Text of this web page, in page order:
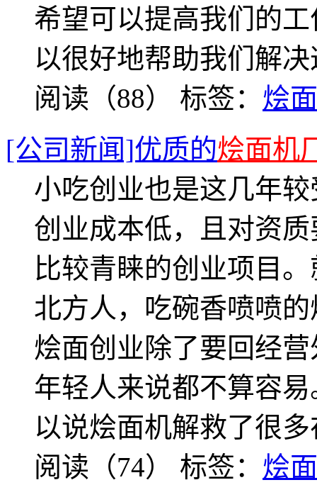
希望可以提高我们的
以很好地帮助我们解
阅读（88） 标签： 烩
[公司新闻]优质的烩面机
小吃创业也是这几年
创业成本低，且对资
比较青睐的创业项目
北方人，吃碗香喷喷
烩面创业除了要回经
年轻人来说都不算容
以说烩面机解救了很
阅读（74） 标签： 烩